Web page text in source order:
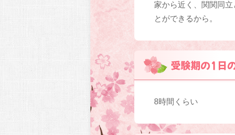
家から近く、関関同
とができるから。
受験期の1日
8時間くらい